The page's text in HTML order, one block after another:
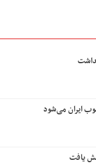
ایران می‌شود